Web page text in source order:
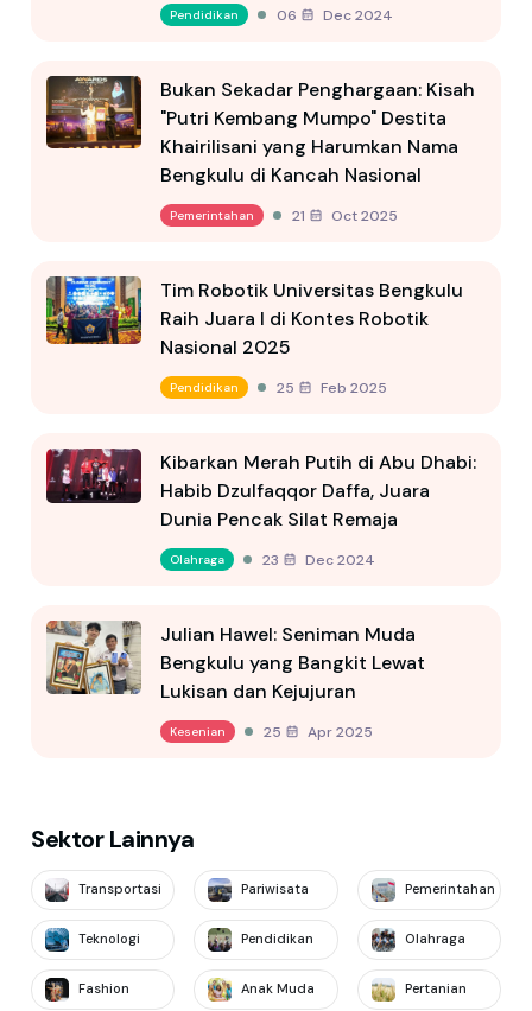
Pendidikan 06 Dec 2024
Bukan Sekadar Penghargaan: Kisah
"Putri Kembang Mumpo" Destita
Khairilisani yang Harumkan Nama
Bengkulu di Kancah Nasional
Pemerintahan 21 Oct 2025
Tim Robotik Universitas Bengkulu
Raih Juara I di Kontes Robotik
Nasional 2025
Pendidikan 25 Feb 2025
Kibarkan Merah Putih di Abu Dhabi:
Habib Dzulfaqqor Daffa, Juara
Dunia Pencak Silat Remaja
Olahraga 23 Dec 2024
Julian Hawel: Seniman Muda
Bengkulu yang Bangkit Lewat
Lukisan dan Kejujuran
Kesenian 25 Apr 2025
Sektor Lainnya
Transportasi Pariwisata Pemerintahan
Teknologi Pendidikan Olahraga
Fashion Anak Muda Pertanian